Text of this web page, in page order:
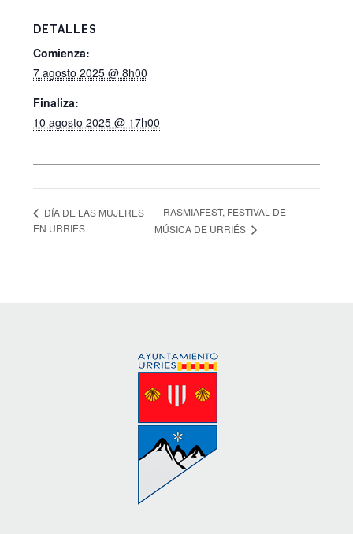
DETALLES
Comienza:
7 agosto 2025 @ 8h00
Finaliza:
10 agosto 2025 @ 17h00
DÍA DE LAS MUJERES
EN URRIÉS
RASMIAFEST, FESTIVAL DE
MÚSICA DE URRIÉS